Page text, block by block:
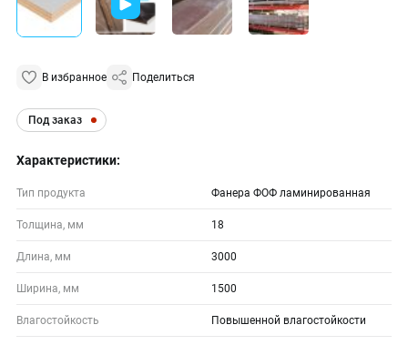
В избранное Поделиться
Под заказ
Характеристики:
Тип продукта Фанера ФОФ ламинированная
Толщина, мм 18
Длина, мм 3000
Ширина, мм 1500
Влагостойкость Повышенной влагостойкости